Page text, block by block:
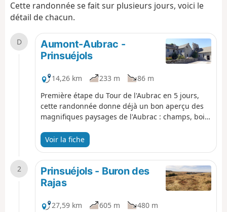
Cette randonnée se fait sur plusieurs jours, voici le
détail de chacun.
D
Aumont-Aubrac -
Prinsuéjols
14,26 km 233 m
86 m
Première étape du Tour de l'Aubrac en 5 jours,
cette randonnée donne déjà un bon aperçu des
magnifiques paysages de l'Aubrac : champs, bois,
croix à presque chaque croisée de chemins, et
bien sûr, les fières vaches Aubrac.
Voir la fiche
2
Prinsuéjols - Buron des
Rajas
27,59 km 605 m
480 m